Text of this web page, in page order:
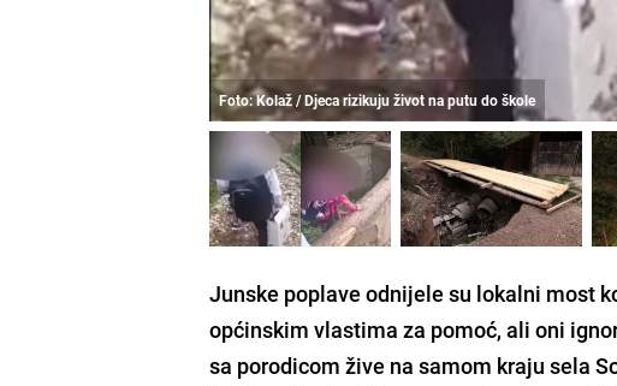
Foto: Kolaž / Djeca rizikuju život na putu do škole
Junske poplave odnijele su lokalni most
općinskim vlastima za pomoć, ali oni
sa porodicom žive na samom kraju sela